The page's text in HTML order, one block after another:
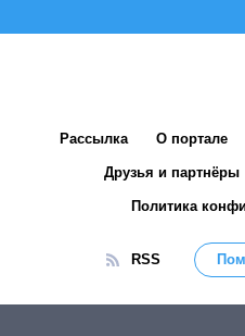
Рассылка О портале
Друзья и партнёры
Политика
RSS